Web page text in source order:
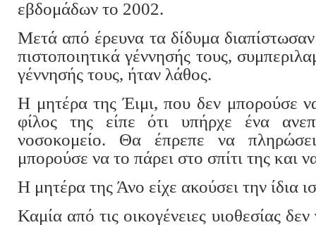
εβδομάδων το 2002.
Μετά από έρευνα τα δίδυμα διαπίστωσαν
πιστοποιητικά γέννησής τους,
γέννησής τους, ήταν λάθος.
Η μητέρα της Έιμι, που δεν μπορούσε
φίλος της είπε ότι υπήρχε ένα
νοσοκομείο. Θα έπρεπε να
μπορούσε να το πάρει στο σπίτι της και
Η μητέρα της Άνο είχε ακούσει την ίδια
Καμία από τις οικογένειες υιοθεσίας